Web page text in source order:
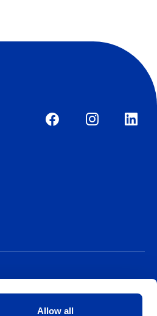
Allow all